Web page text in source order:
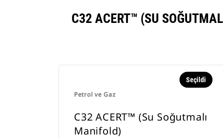
C32 ACERT™ (SU
Petrol ve Gaz
Seçildi
C32 ACERT™ (Su Soğutmalı
Manifold)